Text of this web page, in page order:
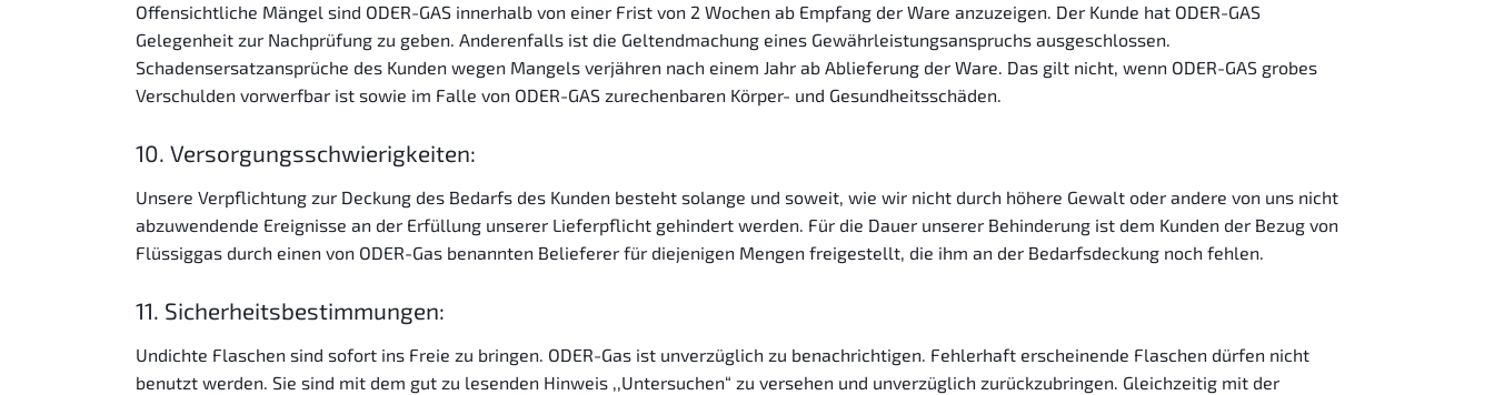
Offensichtliche Mängel sind ODER-GAS innerhalb von einer Frist von 2 Wochen ab Empfang der Ware anzuzeigen. Der Kunde hat ODER-GAS
Gelegenheit zur Nachprüfung zu geben. Anderenfalls ist die Geltendmachung eines Gewährleistungsanspruchs ausgeschlossen.
Schadensersatzansprüche des Kunden wegen Mangels verjähren nach einem Jahr ab Ablieferung der Ware. Das gilt nicht, wenn ODER-GAS grobes
Verschulden vorwerfbar ist sowie im Falle von ODER-GAS zurechenbaren Körper- und Gesundheitsschäden.
10. Versorgungsschwierigkeiten:
Unsere Verpflichtung zur Deckung des Bedarfs des Kunden besteht solange und soweit, wie wir nicht durch höhere Gewalt oder andere von uns nicht
abzuwendende Ereignisse an der Erfüllung unserer Lieferpflicht gehindert werden. Für die Dauer unserer Behinderung ist dem Kunden der Bezug von
Flüssiggas durch einen von ODER-Gas benannten Belieferer für diejenigen Mengen freigestellt, die ihm an der Bedarfsdeckung noch fehlen.
11. Sicherheitsbestimmungen:
Undichte Flaschen sind sofort ins Freie zu bringen. ODER-Gas ist unverzüglich zu benachrichtigen. Fehlerhaft erscheinende Flaschen dürfen nicht
benutzt werden. Sie sind mit dem gut zu lesenden Hinweis ,,Untersuchen“ zu versehen und unverzüglich zurückzubringen. Gleichzeitig mit der